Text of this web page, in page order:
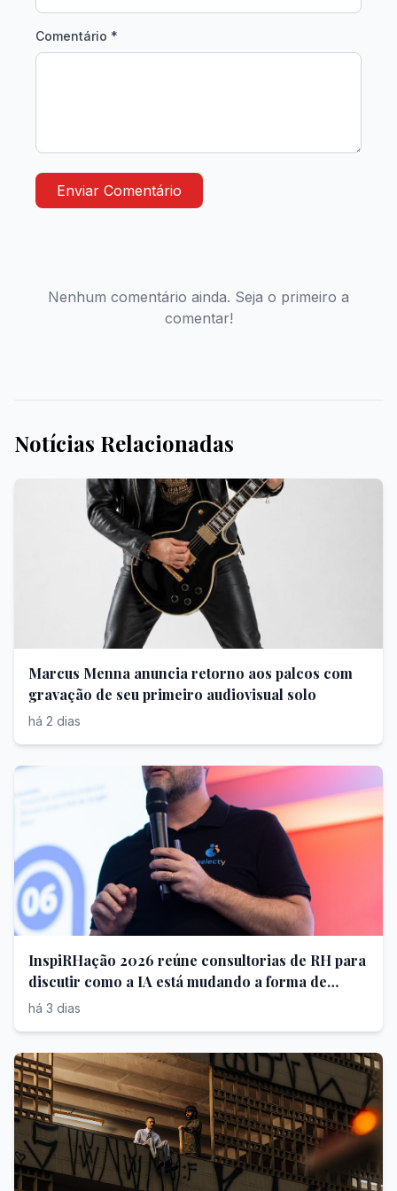
Comentário *
Enviar Comentário
Nenhum comentário ainda. Seja o primeiro a
comentar!
Notícias Relacionadas
Marcus Menna anuncia retorno aos palcos com
gravação de seu primeiro audiovisual solo
há 2 dias
InspiRHação 2026 reúne consultorias de RH para
discutir como a IA está mudando a forma de
contratar
há 3 dias